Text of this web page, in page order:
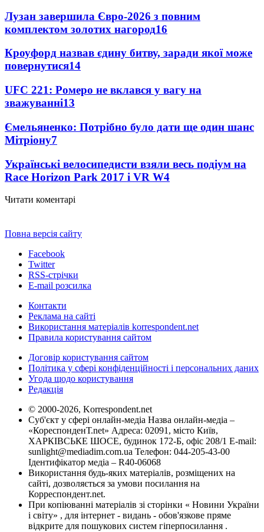
Лузан завершила Євро-2026 з повним
комплектом золотих нагород16
Кроуфорд назвав єдину битву, заради якої може
повернутися14
UFC 221: Ромеро не вклався у вагу на
зважуванні13
Ємельяненко: Потрібно було дати ще один шанс
Мітріону7
Українські велосипедисти взяли весь подіум на
Race Horizon Park 2017 і VR W4
Читати коментарі
Повна версія сайту
Facebook
Twitter
RSS-стрічки
E-mail розсилка
Контакти
Реклама на сайті
Використання матеріалів korrespondent.net
Правила користування сайтом
Договір користування сайтом
Політика у сфері конфіденційності і персональних даних
Угода щодо користування
Редакція
© 2000-2026, Korrespondent.net
Суб'єкт у сфері онлайн-медіа Назва онлайн-медіа –
«КореспонденТ.net» Адреса: 02091, місто Київ,
ХАРКІВСЬКЕ ШОСЕ, будинок 172-Б, офіс 208/1 E-mail:
sunlight@mediadim.com.ua Телефон: 044-205-43-00
Ідентифікатор медіа – R40-06068
Використання будь-яких матеріалів, розміщених на
сайті, дозволяється за умови посилання на
Корреспондент.net.
При копіюванні матеріалів зі сторінки « Новини України
і світу» , для інтернет - видань - обов'язкове пряме
відкрите для пошукових систем гіперпосилання .